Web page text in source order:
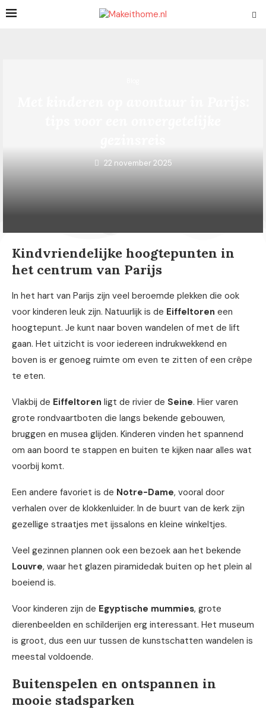
22 november 2025
Kindvriendelijke hoogtepunten in
het centrum van Parijs
In het hart van Parijs zijn veel beroemde plekken die ook
voor kinderen leuk zijn. Natuurlijk is de Eiffeltoren een
hoogtepunt. Je kunt naar boven wandelen of met de lift
gaan. Het uitzicht is voor iedereen indrukwekkend en
boven is er genoeg ruimte om even te zitten of een crêpe
te eten.
Vlakbij de Eiffeltoren ligt de rivier de Seine. Hier varen
grote rondvaartboten die langs bekende gebouwen,
bruggen en musea glijden. Kinderen vinden het spannend
om aan boord te stappen en buiten te kijken naar alles wat
voorbij komt.
Een andere favoriet is de Notre-Dame, vooral door
verhalen over de klokkenluider. In de buurt van de kerk zijn
gezellige straatjes met ijssalons en kleine winkeltjes.
Veel gezinnen plannen ook een bezoek aan het bekende
Louvre, waar het glazen piramidedak buiten op het plein al
boeiend is.
Voor kinderen zijn de Egyptische mummies, grote
dierenbeelden en schilderijen erg interessant. Het museum
is groot, dus een uur tussen de kunstschatten wandelen is
meestal voldoende.
Buitenspelen en ontspannen in
mooie stadsparken